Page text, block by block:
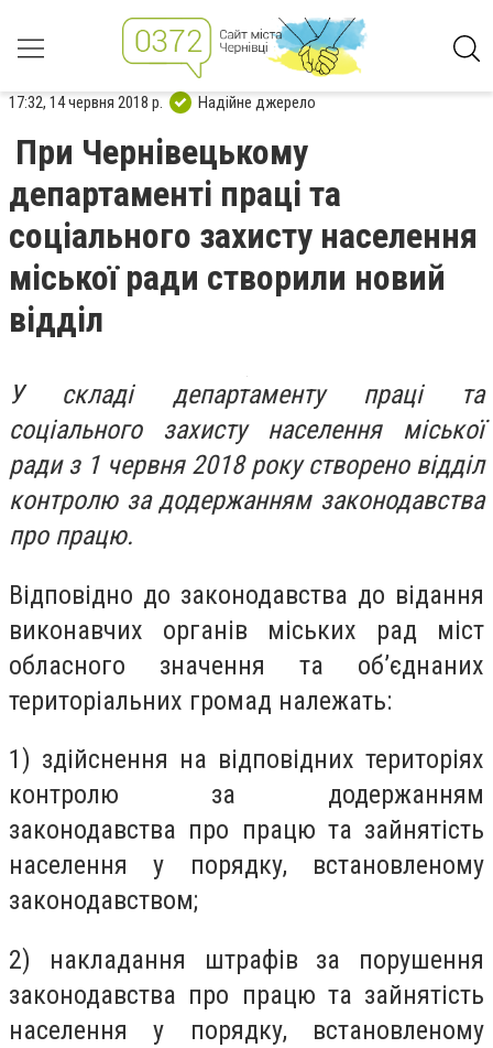
17:32, 14 червня 2018 р. Надійне джерело
При Чернівецькому
департаменті праці та
соціального захисту населення
міської ради створили новий
відділ
У складі департаменту праці та
соціального захисту населення міської
ради з 1 червня 2018 року створено відділ
контролю за додержанням законодавства
про працю.
Відповідно до законодавства до відання
виконавчих органів міських рад міст
обласного значення та об’єднаних
територіальних громад належать:
1) здійснення на відповідних територіях
контролю за додержанням
законодавства про працю та зайнятість
населення у порядку, встановленому
законодавством;
2) накладання штрафів за порушення
законодавства про працю та зайнятість
населення у порядку, встановленому